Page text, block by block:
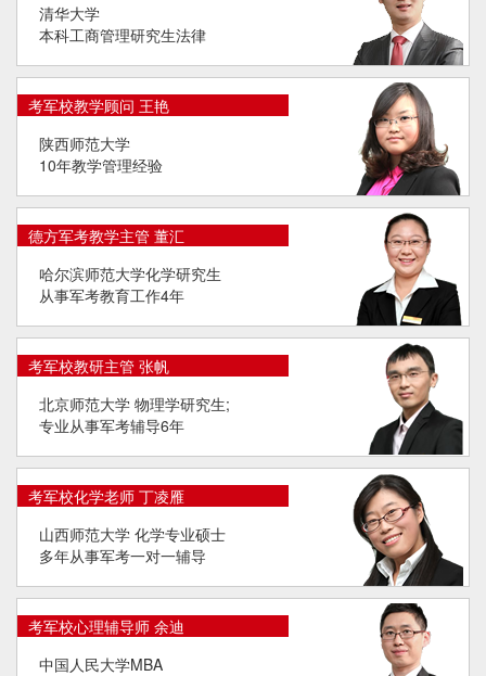
清华大学
本科工商管理研究生法律
考军校教学顾问 王艳
陕西师范大学
10年教学管理经验
德方军考教学主管 董汇
哈尔滨师范大学化学研究生
从事军考教育工作4年
考军校教研主管 张帆
北京师范大学 物理学研究生;
专业从事军考辅导6年
考军校化学老师 丁凌雁
山西师范大学 化学专业硕士
多年从事军考一对一辅导
考军校心理辅导师 余迪
中国人民大学MBA